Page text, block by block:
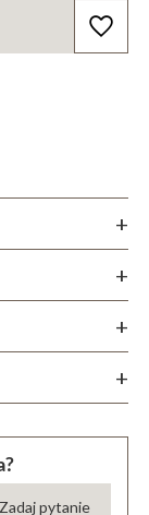
Zadaj pytanie